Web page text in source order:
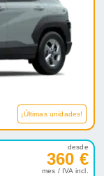
¡Últimas unidades!
desde
360 €
mes / IVA incl.